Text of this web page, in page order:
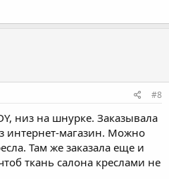
#8
низ на шнурке. Заказывала
интернет-магазин. Можно
Там же заказала еще и
ткань салона креслами не